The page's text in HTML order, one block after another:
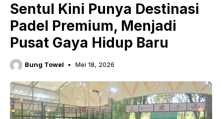
Sentul Kini Punya Destinasi
Padel Premium, Menjadi
Pusat Gaya Hidup Baru
Bung Towel Mei 18, 2026